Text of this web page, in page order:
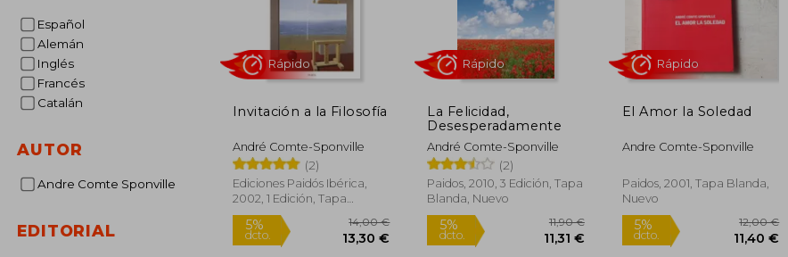
Español
Alemán
Inglés
Francés
Catalán
AUTOR
Andre Comte Sponville
EDITORIAL
Invitación a la Filosofía
André Comte-Sponville
(2)
Ediciones Paidós Ibérica,
2002, 1 Edición, Tapa
Blanda, Nuevo
Rápido
La Felicidad,
Desesperadamente
André Comte-Sponville
(2)
Paidos, 2010, 3 Edición, Tapa
Blanda, Nuevo
Rápido
El Amor la Soledad
Andre Comte-Sponville
Paidos, 2001, Tapa Blanda,
Nuevo
Rápido